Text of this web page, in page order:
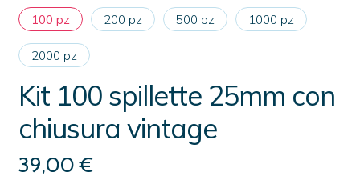
100 pz 200 pz 500 pz 1000 pz
2000 pz
Kit 100 spillette 25mm con
chiusura vintage
39,00€